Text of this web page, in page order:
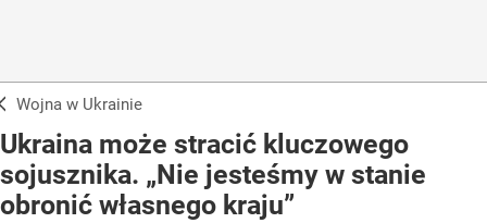
Wojna w Ukrainie
Ukraina może stracić kluczowego
sojusznika. „Nie jesteśmy w stanie
obronić własnego kraju”